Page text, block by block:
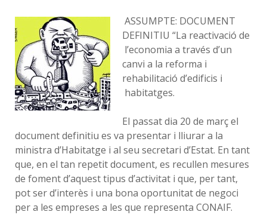
ASSUMPTE: DOCUMENT
DEFINITIU “La reactivació de
l’economia a través d’un
canvi a la reforma i
rehabilitació d’edificis i
habitatges.
El passat dia 20 de març el
document definitiu es va presentar i lliurar a la
ministra d’Habitatge i al seu secretari d’Estat. En tant
que, en el tan repetit document, es recullen mesures
de foment d’aquest tipus d’activitat i que, per tant,
pot ser d’interès i una bona oportunitat de negoci
per a les empreses a les que representa CONAIF.